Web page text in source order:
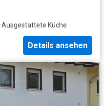
·Ausgestattete Küche
Details ansehen